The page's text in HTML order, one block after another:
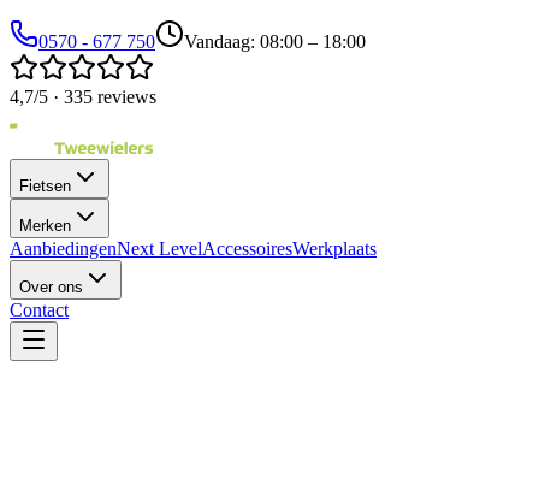
0570 - 677 750 Vandaag: 08:00 – 18:00
4,7/5 · 335 reviews
Fietsen
Merken
AanbiedingenNext LevelAccessoiresWerkplaats
Over ons
Contact